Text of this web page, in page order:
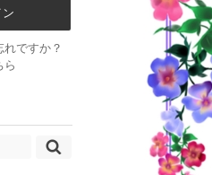
ですか？
ら